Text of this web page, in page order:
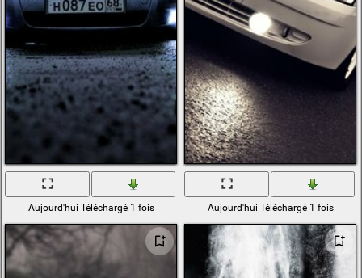
Aujourd'hui Téléchargé 1 fois Aujourd'hui Téléchargé 1 fois